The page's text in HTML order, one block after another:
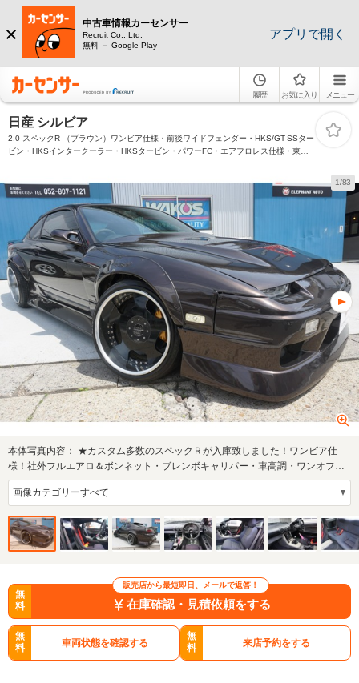
中古車情報カーセンサー
Recruit Co., Ltd.
無料 － Google Play
アプリで開く
履歴 お気に入り メニュー
日産 シルビア
2.0 スペックR （ブラウン）ワンビア仕様・前後ワイドフェンダー・HKS/GT-SSター
ビン・HKSインタークーラー・HKSタービン・パワーFC・エアフロレス仕様・東名
1/83
本体写真内容： ★カスタム多数のスペックＲが入庫致しました！ワンビア仕
様！社外フルエアロ＆ボンネット・ブレンボキャリパー・車高調・ワンオフマ
フラー！
販売店から最短即日、メールで返答！
無
料
在庫確認・見積依頼をする
無
料
車両状態を確認する
無
料
来店予約をする